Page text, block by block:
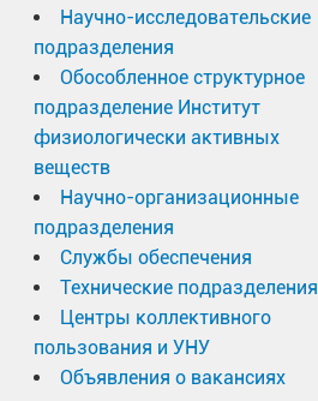
Научно-исследовательские
подразделения
Обособленное структурное
подразделение Институт
физиологически активных
веществ
Научно-организационные
подразделения
Службы обеспечения
Технические подразделения
Центры коллективного
пользования и УНУ
Объявления о вакансиях